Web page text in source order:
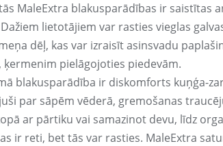
MaleExtra blakusparādības ir saistītas
lietotājiem var rasties vieglas
dēļ, kas var izraisīt asinsvadu
pielāgojoties piedevām.
blakusparādība ir diskomforts kuņģa-
par sāpēm vēderā, gremošanas
ar pārtiku vai samazinot devu, līdz
ir reti, bet tās var rasties. MaleExtra